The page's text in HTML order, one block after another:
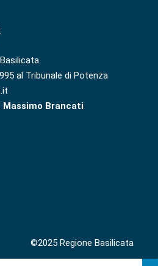
al Tribunale di Potenza
Massimo Brancati
©2025 Regione Basilicata